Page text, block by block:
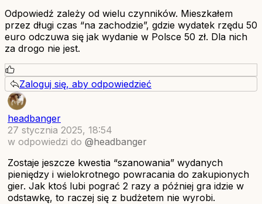
Odpowiedź zależy od wielu czynników. Mieszkałem
przez długi czas “na zachodzie”, gdzie wydatek rzędu 50
euro odczuwa się jak wydanie w Polsce 50 zł. Dla nich
za drogo nie jest.
Zaloguj się, aby odpowiedzieć
headbanger
27 stycznia 2025, 18:54
w odpowiedzi do @headbanger
Zostaje jeszcze kwestia “szanowania” wydanych
pieniędzy i wielokrotnego powracania do zakupionych
gier. Jak ktoś lubi pograć 2 razy a później gra idzie w
odstawkę, to raczej się z budżetem nie wyrobi.